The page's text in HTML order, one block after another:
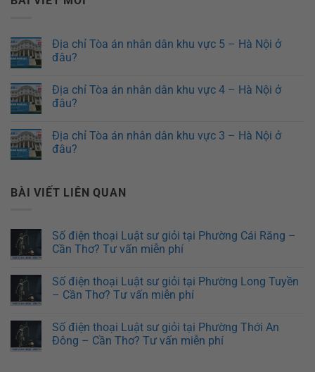
Địa chỉ Tòa án nhân dân khu vực 5 – Hà Nội ở
đâu?
Địa chỉ Tòa án nhân dân khu vực 4 – Hà Nội ở
đâu?
Địa chỉ Tòa án nhân dân khu vực 3 – Hà Nội ở
đâu?
BÀI VIẾT LIÊN QUAN
Số điện thoại Luật sư giỏi tại Phường Cái Răng –
Cần Thơ? Tư vấn miễn phí
Số điện thoại Luật sư giỏi tại Phường Long Tuyền
– Cần Thơ? Tư vấn miễn phí
Số điện thoại Luật sư giỏi tại Phường Thới An
Đông – Cần Thơ? Tư vấn miễn phí